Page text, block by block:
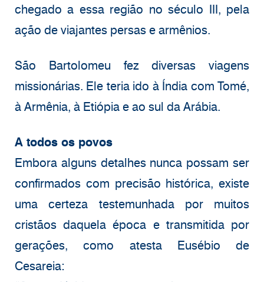
chegado a essa região no século III, pela
ação de viajantes persas e armênios.
São Bartolomeu fez diversas viagens
missionárias. Ele teria ido à Índia com Tomé,
à Armênia, à Etiópia e ao sul da Arábia.
A todos os povos
Embora alguns detalhes nunca possam ser
confirmados com precisão histórica, existe
uma certeza testemunhada por muitos
cristãos daquela época e transmitida por
gerações, como atesta Eusébio de
Cesareia: